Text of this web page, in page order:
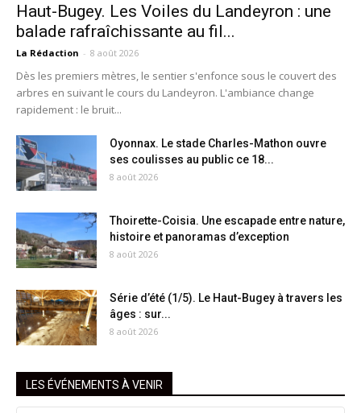
Haut-Bugey. Les Voiles du Landeyron : une
balade rafraîchissante au fil...
La Rédaction - 8 août 2026
Dès les premiers mètres, le sentier s'enfonce sous le couvert des
arbres en suivant le cours du Landeyron. L'ambiance change
rapidement : le bruit...
Oyonnax. Le stade Charles-Mathon ouvre
ses coulisses au public ce 18...
8 août 2026
Thoirette-Coisia. Une escapade entre nature,
histoire et panoramas d’exception
8 août 2026
Série d’été (1/5). Le Haut-Bugey à travers les
âges : sur...
8 août 2026
LES ÉVÉNEMENTS À VENIR